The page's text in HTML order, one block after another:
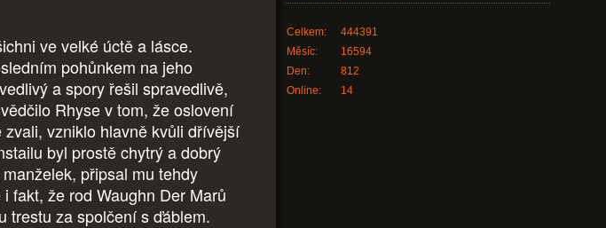
ve velké úctě a lásce.
pohůnkem na jeho
a spory řešil spravedlivě,
Rhyse v tom, že oslovení
vzniklo hlavně kvůli dřívější
byl prostě chytrý a dobrý
připsal mu tehdy
fakt, že rod Waughn Der Marů
trestu za spolčení s ďáblem.
Online: 14
Celkem:
444391
Měsíc:
16594
Den:
812